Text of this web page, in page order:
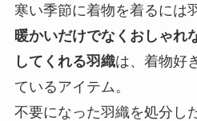
寒い季節に着物を着るには
暖かいだけでなくおしゃれ
してくれる羽織は、着物好
ているアイテム。
不要になった羽織を処分し